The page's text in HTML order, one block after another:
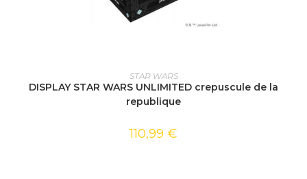
AJOUTER AU PANIER
STAR WARS
DISPLAY STAR WARS UNLIMITED crepuscule de la
republique
110,99 €